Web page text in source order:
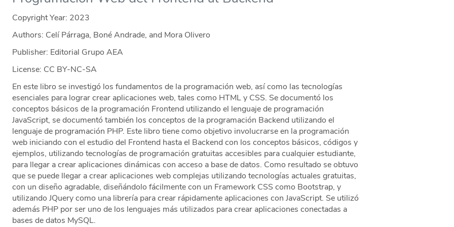
Copyright Year: 2023
Authors: Celí Párraga, Boné Andrade, and Mora Olivero
Publisher: Editorial Grupo AEA
License: CC BY-NC-SA
En este libro se investigó los fundamentos de la programación web, así como las tecnologías
esenciales para lograr crear aplicaciones web, tales como HTML y CSS. Se documentó los
conceptos básicos de la programación Frontend utilizando el lenguaje de programación
JavaScript, se documentó también los conceptos de la programación Backend utilizando el
lenguaje de programación PHP. Este libro tiene como objetivo involucrarse en la programación
web iniciando con el estudio del Frontend hasta el Backend con los conceptos básicos, códigos y
ejemplos, utilizando tecnologías de programación gratuitas accesibles para cualquier estudiante,
para llegar a crear aplicaciones dinámicas con acceso a base de datos. Como resultado se obtuvo
que se puede llegar a crear aplicaciones web complejas utilizando tecnologías actuales gratuitas,
con un diseño agradable, diseñándolo fácilmente con un Framework CSS como Bootstrap, y
utilizando JQuery como una librería para crear rápidamente aplicaciones con JavaScript. Se utilizó
además PHP por ser uno de los lenguajes más utilizados para crear aplicaciones conectadas a
bases de datos MySQL.